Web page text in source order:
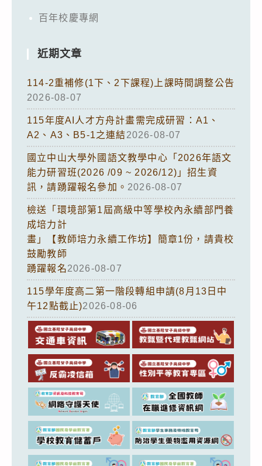
百年校慶專網
近期文章
114-2重補修(1下、2下課程)上課時間調整公告
2026-08-07
115年度AI人才方舟計畫需完成研習：A1、
A2、A3、B5-1之連結2026-08-07
國立中山大學外國語文教學中心「2026年語文
能力研習班(2026 /09 ~ 2026/12)」招生資
訊，請踴躍報名參加。 2026-08-07
檢送「環境部第1屆高級中等學校內永續部門養
成培力計
畫」【教師培力永續工作坊】簡章1份，請貴校
鼓勵教師
踴躍報名2026-08-07
115學年度高二第一階段轉組申請(8月13日中
午12點截止)2026-08-06